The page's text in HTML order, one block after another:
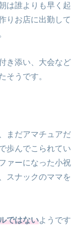
は誰よりも早く起
りお店に出勤して
き添い、大会など
そうです。
まだアマチュアだ
歩んでこられてい
ァーになった小祝
スナックのママを
ではないようです